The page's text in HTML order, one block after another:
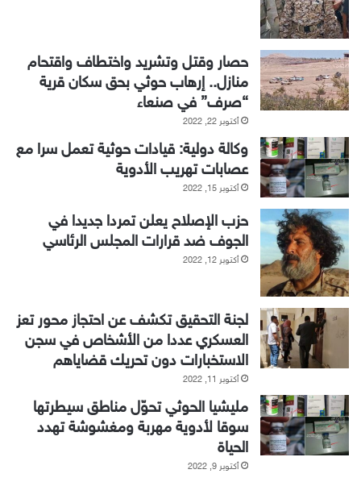
حصار وقتل وتشريد واختطاف واقتحام
منازل.. إرهاب حوثي بحق سكان قرية
“صرف” في صنعاء
أكتوبر 22, 2022
وكالة دولية: قيادات حوثية تعمل سرا مع
عصابات تهريب الأدوية
أكتوبر 15, 2022
حزب الإصلاح يعلن تمردا جديدا في
الجوف ضد قرارات المجلس الرئاسي
أكتوبر 12, 2022
لجنة التحقيق تكشف عن احتجاز محور تعز
العسكري عددا من الأشخاص في سجن
الاستخبارات دون تحريك قضاياهم
أكتوبر 11, 2022
مليشيا الحوثي تحوّل مناطق سيطرتها
سوقا لأدوية مهربة ومغشوشة تهدد
الحياة
أكتوبر 9, 2022